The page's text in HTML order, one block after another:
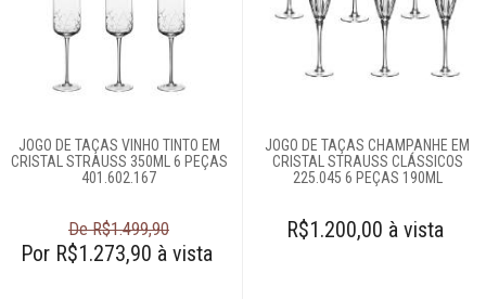
JOGO DE TAÇAS VINHO TINTO EM
CRISTAL STRAUSS 350ML 6 PEÇAS
401.602.167
De R$1.499,90
Por R$1.273,90 à vista
JOGO DE TAÇAS CHAMPANHE EM
CRISTAL STRAUSS CLÁSSICOS
225.045 6 PEÇAS 190ML
R$1.200,00 à vista